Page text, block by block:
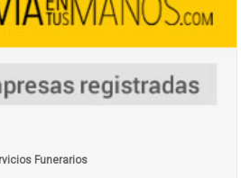
Funerarios